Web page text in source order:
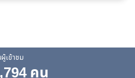
เข้าชม
คน